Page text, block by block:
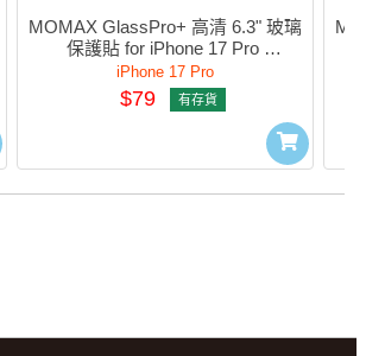
MOMAX GlassPro+ 高清 6.3" 玻璃
保護貼 for iPhone 17 Pro
#PZAP25F1MD
iPhone 17 Pro
$79 有存貨